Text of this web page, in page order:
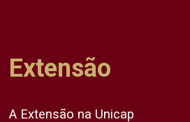
Extensão
A Extensão na Unicap